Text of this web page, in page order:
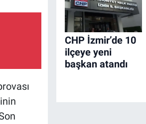
CHP İzmir’de 10
ilçeye yeni
başkan atandı